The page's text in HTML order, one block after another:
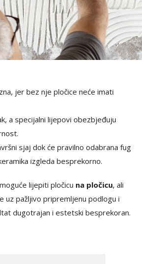
jer bez nje pločice neće imati
a specijalni lijepovi obezbjeđuju
sjaj dok će pravilno odabrana fug
izgleda besprekorno.
lijepiti pločicu na pločicu, ali
uz pažljivo pripremljenu podlogu i
dugotrajan i estetski besprekoran.